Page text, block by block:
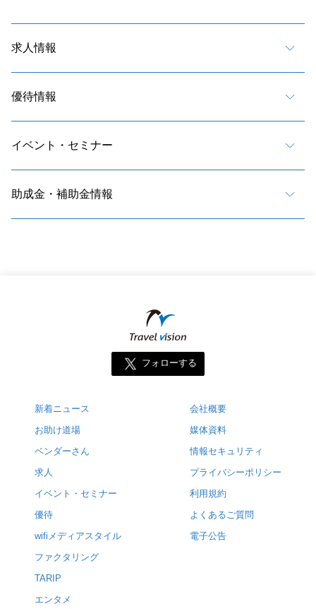
求人情報
優待情報
イベント・セミナー
助成金・補助金情報
フォローする
新着ニュース
お助け道場
ベンダーさん
求人
イベント・セミナー
優待
wifiメディアスタイル
ファクタリング
TARIP
エンタメ
会社概要
媒体資料
情報セキュリティ
プライバシーポリシー
利用規約
よくあるご質問
電子公告